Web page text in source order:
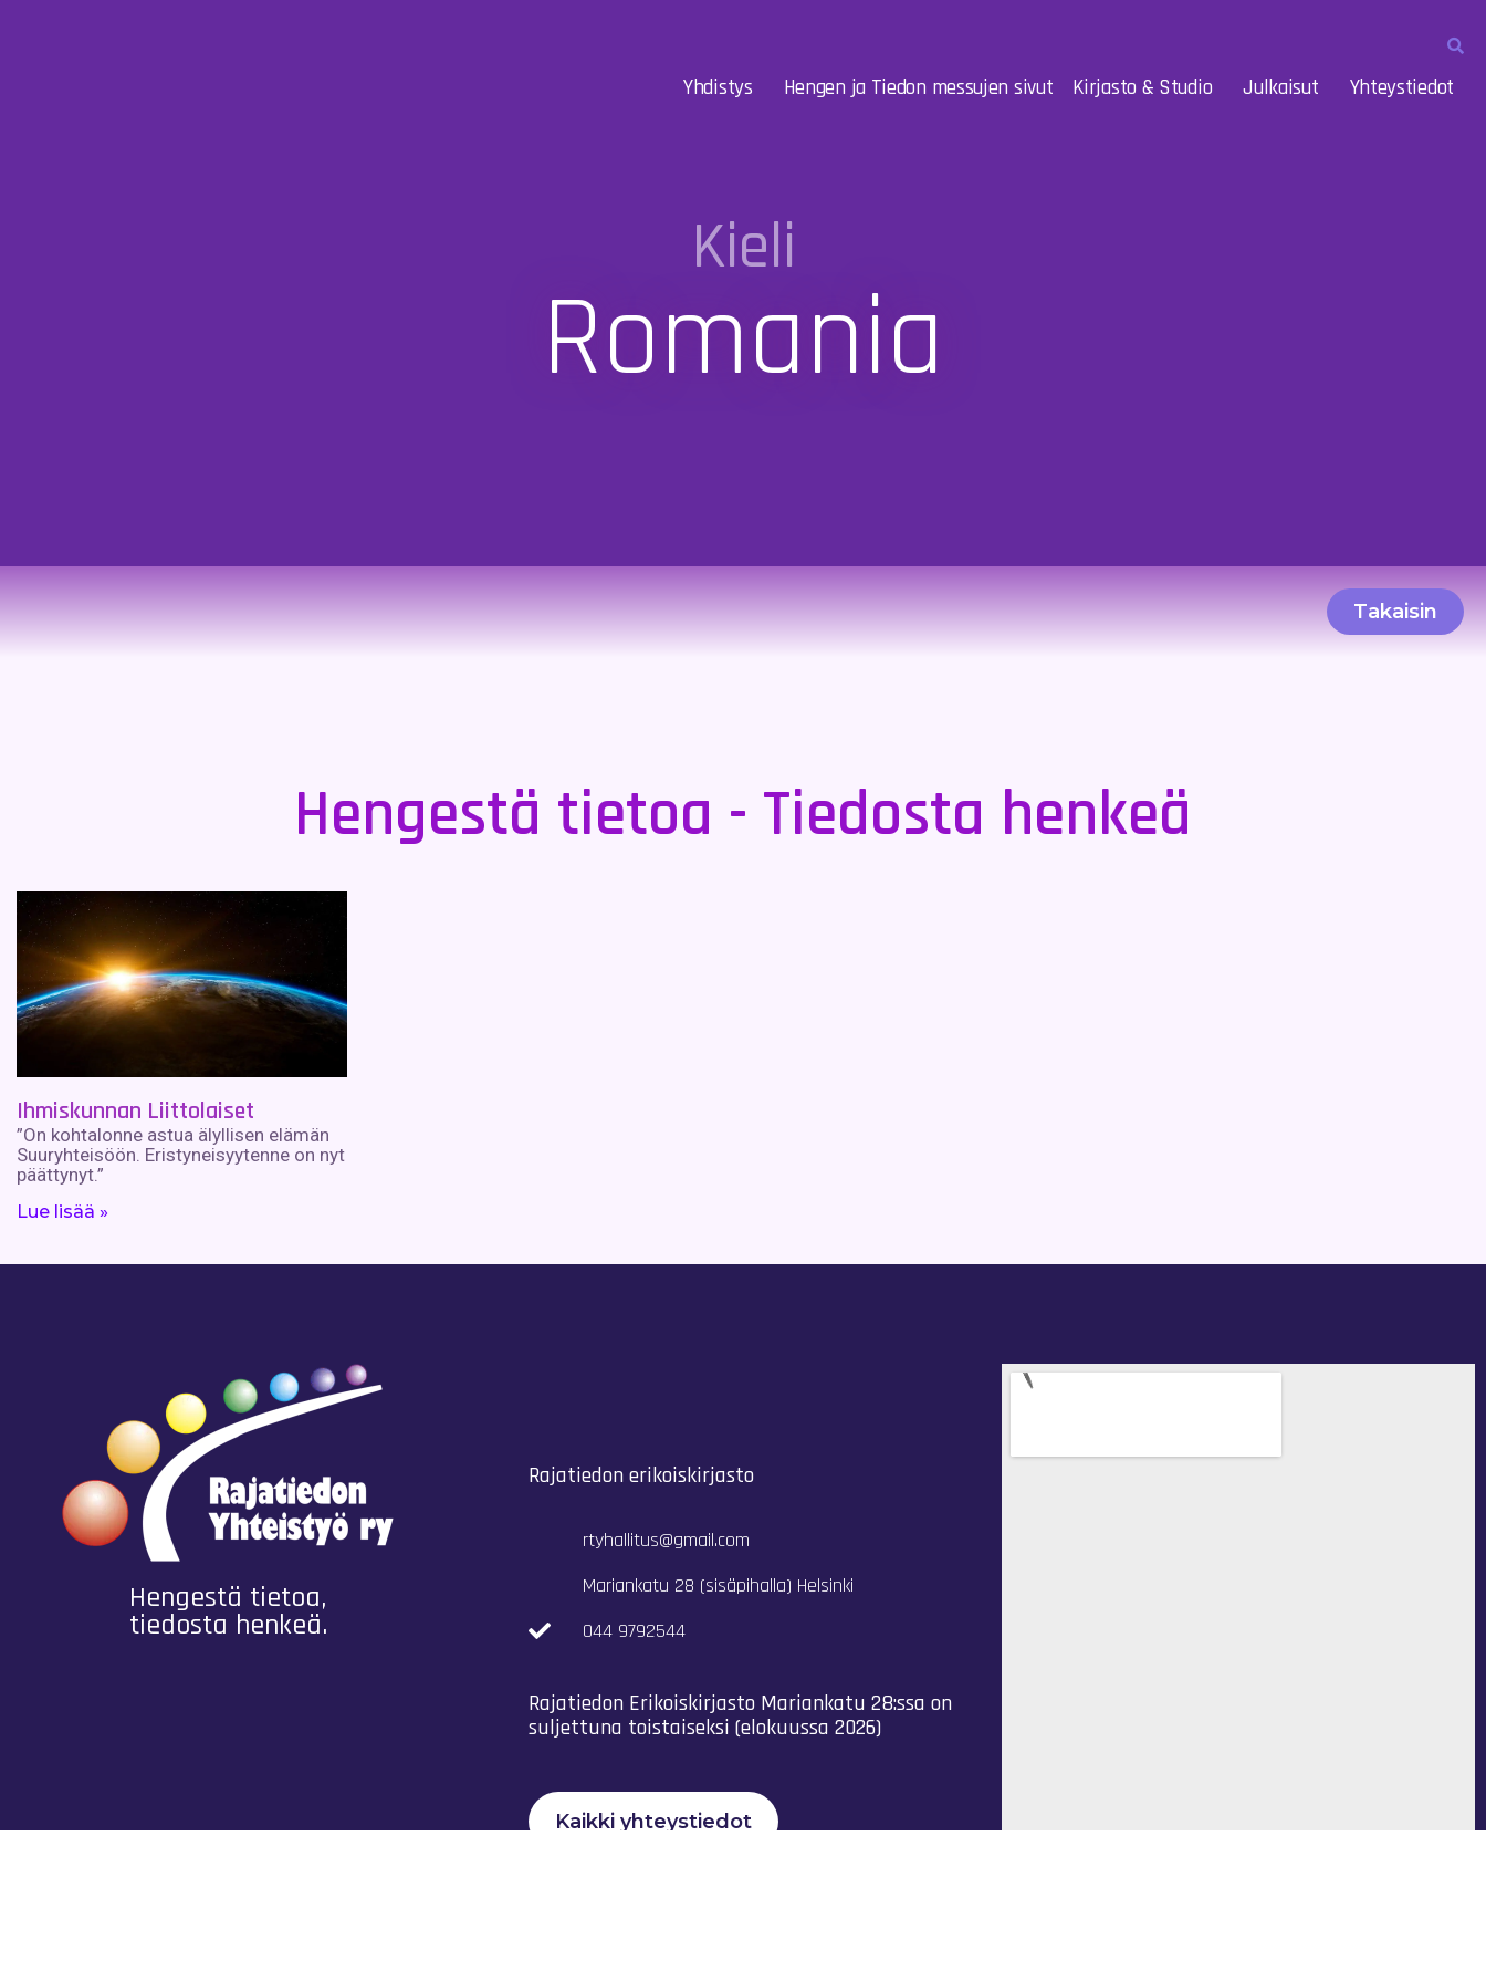
Yhdistys Hengen ja Tiedon messujen sivut Kirjasto & Studio Julkaisut Yhteystiedot
Kieli
Romania
Takaisin
Hengestä tietoa - Tiedosta henkeä
Ihmiskunnan Liittolaiset
”On kohtalonne astua älyllisen elämän
Suuryhteisöön. Eristyneisyytenne on nyt
päättynyt.”
Lue lisää »
Hengestä tietoa,
tiedosta henkeä.
Rajatiedon erikoiskirjasto
rtyhallitus@gmail.com
Mariankatu 28 (sisäpihalla) Helsinki
044 9792544
Rajatiedon Erikoiskirjasto Mariankatu 28:ssa on
suljettuna toistaiseksi (elokuussa 2026)
Kaikki yhteystiedot